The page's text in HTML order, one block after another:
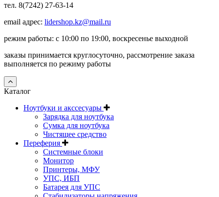
тел. 8(7242) 27-63-14
email адрес: lidershop.kz@mail.ru
режим работы: с 10:00 по 19:00, воскресенье выходной
заказы принимается круглосуточно, рассмотрение заказа
выполняется по режиму работы
Каталог
Ноутбуки и акссесуары
Зарядка для ноутбука
Сумка для ноутбука
Чистящее средство
Переферия
Системные блоки
Монитор
Принтеры, МФУ
УПС, ИБП
Батарея для УПС